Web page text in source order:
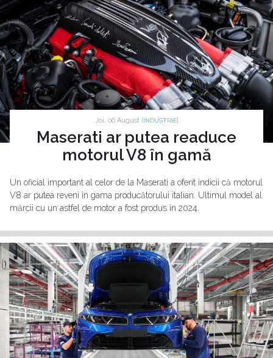
Joi, 06 August | INDUSTRIE|
Maserati ar putea readuce
motorul V8 în gamă
Un oficial important al celor de la Maserati a oferit indicii că motorul
V8 ar putea reveni în gama producătorului italian. Ultimul model al
mărcii cu un astfel de motor a fost produs în 2024.